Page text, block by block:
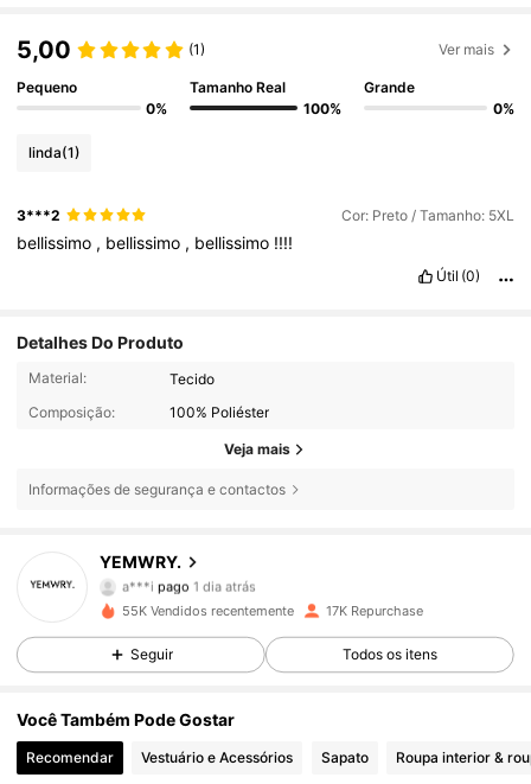
5,00 (1) Ver mais
Pequeno
0%
Tamanho Real
100%
Grande
0%
linda(1)
3***2 Cor: Preto / Tamanho: 5XL
bellissimo , bellissimo , bellissimo !!!!
Útil (0)
Detalhes Do Produto
Material:
Tecido
Composição:
100% Poliéster
Veja mais
Informações de segurança e contactos
YEMWRY.
4,84
5K Seguidores
a***i pago 1 dia atrás
4,84 5K Seguidores
4,84 5K Seguidores
55K Vendidos recentemente 17K Repurchase
Seguir Todos os itens
Você Também Pode Gostar
Recomendar Vestuário e Acessórios Sapato Roupa interior &